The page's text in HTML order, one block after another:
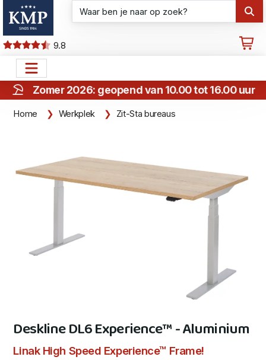
9.8
Zomer 2026: geopend van 10.00 tot 16.00 uur
Home Werkplek Zit-Sta bureaus
Deskline DL6 Experience™ - Aluminium
Linak High Speed Experience™ Frame!